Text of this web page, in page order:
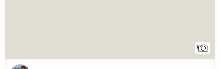
7